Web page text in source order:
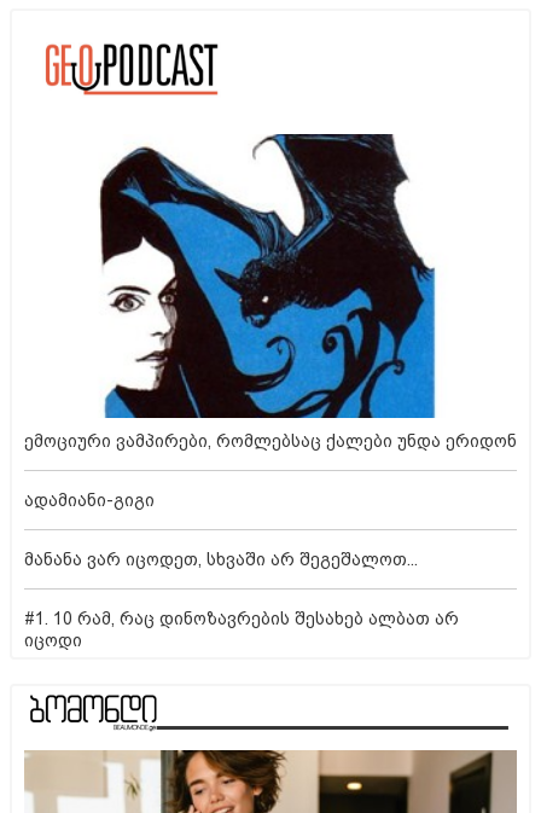
ემოციური ვამპირები, რომლებსაც ქალები უნდა ერიდონ
ადამიანი-გიგი
მანანა ვარ იცოდეთ, სხვაში არ შეგეშალოთ...
#1. 10 რამ, რაც დინოზავრების შესახებ ალბათ არ
იცოდი